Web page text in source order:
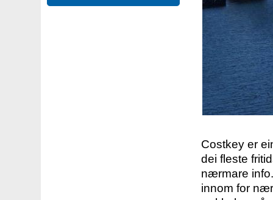
Costkey er
dei fleste
nærmare
innom for